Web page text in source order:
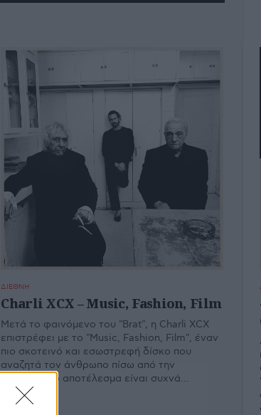
ΔΙΕΘΝΗ
Charli XCX – Music, Fashion, Film
Μετά το φαινόμενο του "Brat", η Charli XCX
επιστρέφει με το "Music, Fashion, Film", έναν
πιο σκοτεινό και εσωστρεφή δίσκο που
αναζητά τον άνθρωπο πίσω από την
περσόνα. Το αποτέλεσμα είναι συχνά...